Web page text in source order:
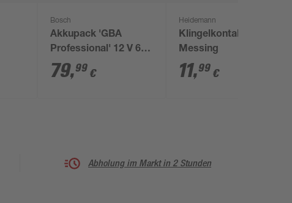
Bosch
Akkupack 'GBA
Professional' 12 V 6,0
Ah
79,99 €
Heidemann
Klingelkontakt
Messing
11,99 €
Abholung im Markt in 2 Stunden